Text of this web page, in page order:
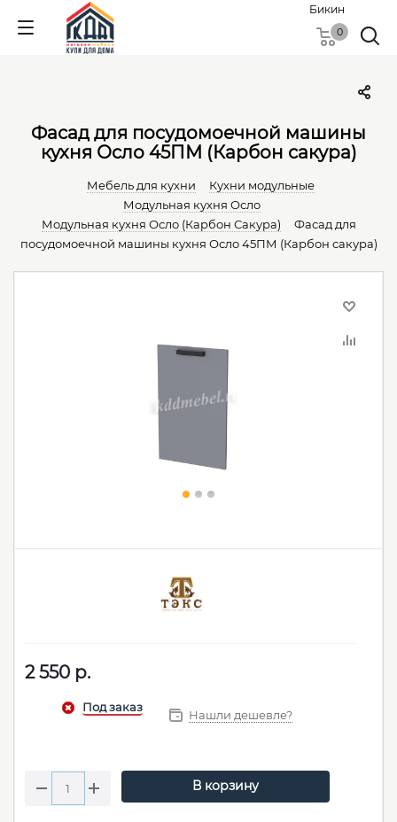
Бикин
0
Фасад для посудомоечной машины
кухня Осло 45ПМ (Карбон сакура)
Мебель для кухни
Кухни модульные
Модульная кухня Осло
Модульная кухня Осло (Карбон Сакура)
Фасад для
посудомоечной машины кухня Осло 45ПМ (Карбон сакура)
2 550 р.
Нашли дешевле?
В корзину